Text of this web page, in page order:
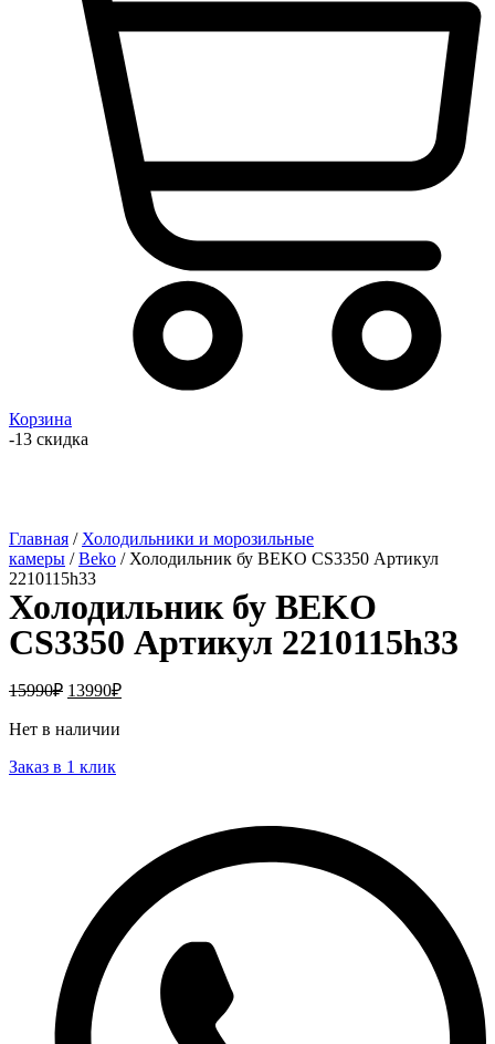
Корзина
-13 скидка
Главная / Холодильники и морозильные
камеры /Beko / Холодильник бу BEKO CS3350 Артикул
2210115h33
Холодильник бу BEKO
CS3350 Артикул 2210115h33
15990₽ 13990₽
Нет в наличии
Заказ в 1 клик